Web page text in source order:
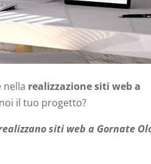
nella realizzazione siti web a
il tuo progetto?
siti web a Gornate